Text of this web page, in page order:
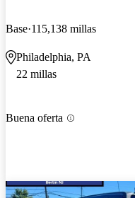
Base 115,138 millas
Philadelphia, PA
22 millas
Buena oferta